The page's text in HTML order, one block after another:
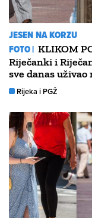
JESEN NA KORZU
FOTO | KLIKOM
Riječanki i
sve danas uživao
Rijeka i PGŽ